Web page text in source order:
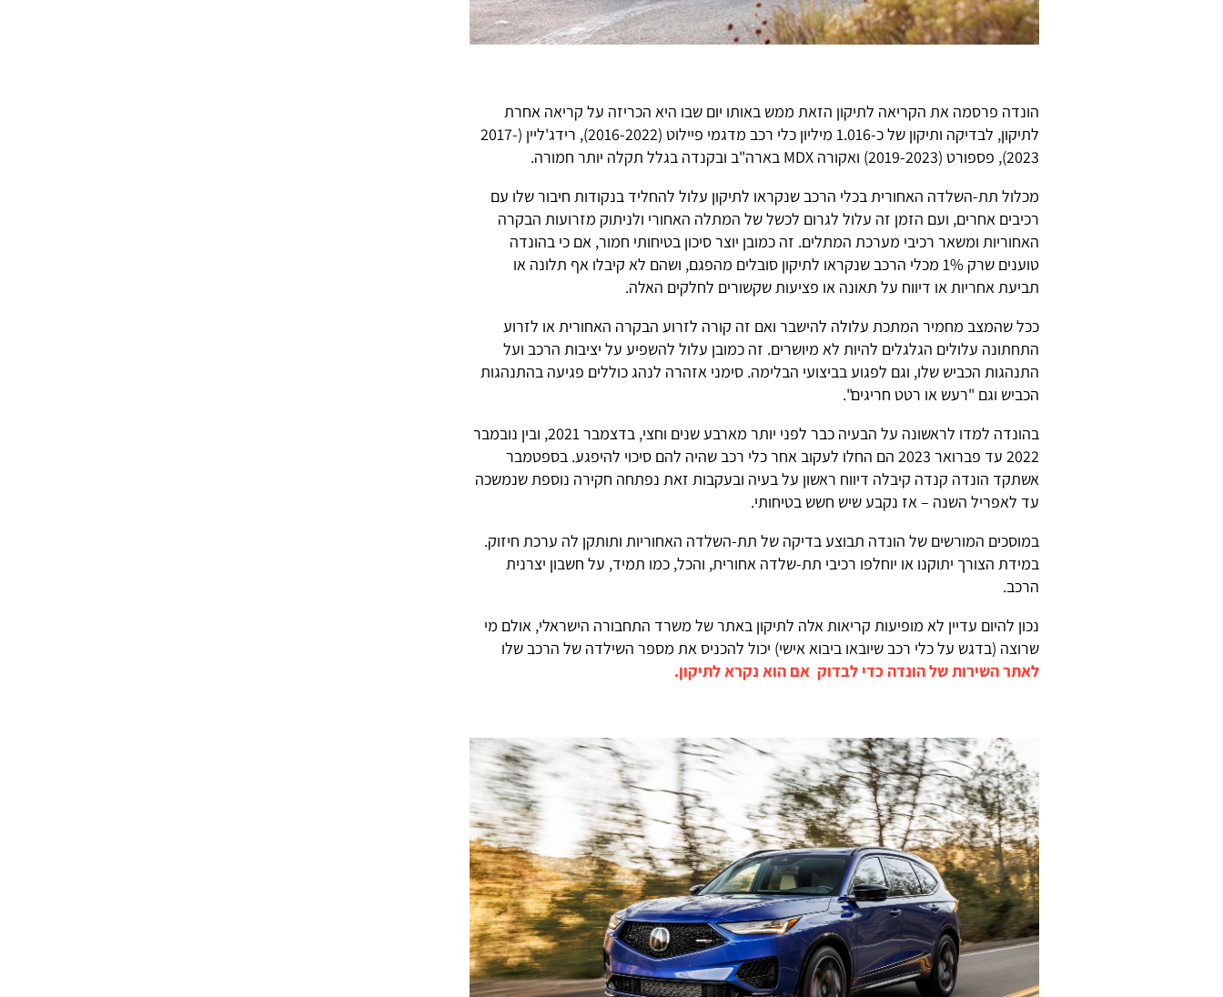
הונדה פרסמה את הקריאה לתיקון הזאת ממש באותו יום שבו היא הכריזה על קריאה אחרת
לתיקון, לבדיקה ותיקון של כ-1.016 מיליון כלי רכב מדגמי פיילוט (2016-2022), רידג'ליין (2017-
2023), פספורט (2019-2023) ואקורה MDX בארה"ב ובקנדה בגלל תקלה יותר חמורה.
מכלול תת-השלדה האחורית בכלי הרכב שנקראו לתיקון עלול להחליד בנקודות חיבור שלו עם
רכיבים אחרים, ועם הזמן זה עלול לגרום לכשל של המתלה האחורי ולניתוק מזרועות הבקרה
האחוריות ומשאר רכיבי מערכת המתלים. זה כמובן יוצר סיכון בטיחותי חמור, אם כי בהונדה
טוענים שרק 1% מכלי הרכב שנקראו לתיקון סובלים מהפגם, ושהם לא קיבלו אף תלונה או
תביעת אחריות או דיווח על תאונה או פציעות שקשורים לחלקים האלה.
ככל שהמצב מחמיר המתכת עלולה להישבר ואם זה קורה לזרוע הבקרה האחורית או לזרוע
התחתונה עלולים הגלגלים להיות לא מיושרים. זה כמובן עלול להשפיע על יציבות הרכב ועל
התנהגות הכביש שלו, וגם לפגוע בביצועי הבלימה. סימני אזהרה לנהג כוללים פגיעה בהתנהגות
הכביש וגם "רעש או רטט חריגים".
בהונדה למדו לראשונה על הבעיה כבר לפני יותר מארבע שנים וחצי, בדצמבר 2021, ובין נובמבר
2022 עד פברואר 2023 הם החלו לעקוב אחר כלי רכב שהיה להם סיכוי להיפגע. בספטמבר
אשתקד הונדה קנדה קיבלה דיווח ראשון על בעיה ובעקבות זאת נפתחה חקירה נוספת שנמשכה
עד לאפריל השנה – אז נקבע שיש חשש בטיחותי.
במוסכים המורשים של הונדה תבוצע בדיקה של תת-השלדה האחוריות ותותקן לה ערכת חיזוק.
במידת הצורך יתוקנו או יוחלפו רכיבי תת-שלדה אחורית, והכל, כמו תמיד, על חשבון יצרנית
הרכב.
נכון להיום עדיין לא מופיעות קריאות אלה לתיקון באתר של משרד התחבורה הישראלי, אולם מי
שרוצה (בדגש על כלי רכב שיובאו ביבוא אישי) יכול להכניס את מספר השילדה של הרכב שלו
לאתר השירות של הונדה כדי לבדוק אם הוא נקרא לתיקון.